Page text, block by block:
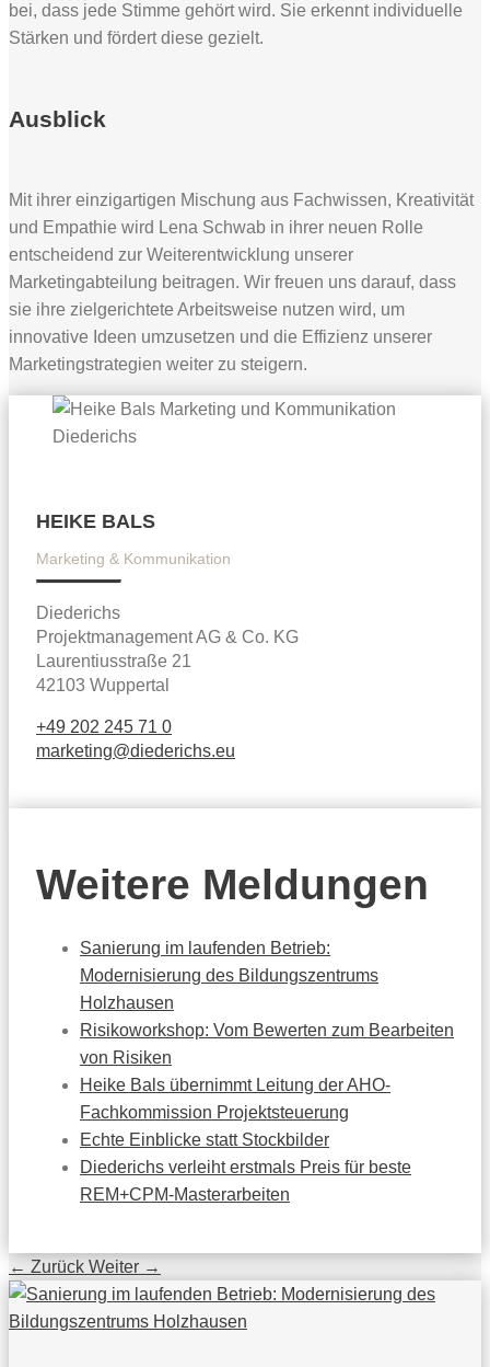
bei, dass jede Stimme gehört wird. Sie erkennt individuelle
Stärken und fördert diese gezielt.
Ausblick
Mit ihrer einzigartigen Mischung aus Fachwissen, Kreativität
und Empathie wird Lena Schwab in ihrer neuen Rolle
entscheidend zur Weiterentwicklung unserer
Marketingabteilung beitragen. Wir freuen uns darauf, dass
sie ihre zielgerichtete Arbeitsweise nutzen wird, um
innovative Ideen umzusetzen und die Effizienz unserer
Marketingstrategien weiter zu steigern.
HEIKE BALS
Marketing & Kommunikation
Diederichs
Projektmanagement AG & Co. KG
Laurentiusstraße 21
42103 Wuppertal
+49 202 245 71 0
marketing@diederichs.eu
Weitere Meldungen
Sanierung im laufenden Betrieb:
Modernisierung des Bildungszentrums
Holzhausen
Risikoworkshop: Vom Bewerten zum Bearbeiten
von Risiken
Heike Bals übernimmt Leitung der AHO-
Fachkommission Projektsteuerung
Echte Einblicke statt Stockbilder
Diederichs verleiht erstmals Preis für beste
REM+CPM-Masterarbeiten
← Zurück Weiter →